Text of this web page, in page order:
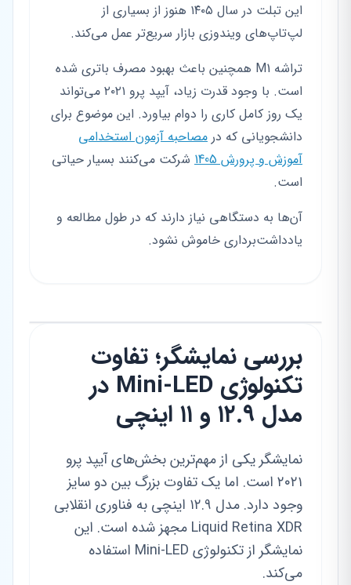
این تبلت در سال ۱۴۰۵ هنوز از بسیاری از
لپ‌تاپ‌های ویندوزی بازار سریع‌تر عمل می‌کند.
تراشه M1 همچنین باعث بهبود مصرف باتری شده
است. با وجود قدرت زیاد، آیپد پرو ۲۰۲۱ می‌تواند
یک روز کامل کاری را دوام بیاورد. این موضوع برای
دانشجویانی که در مصاحبه آزمون استخدامی
آموزش و پرورش 1405
شرکت می‌کنند بسیار حیاتی
است.
آن‌ها به دستگاهی نیاز دارند که در طول مطالعه و
یادداشت‌برداری خاموش نشود.
بررسی نمایشگر؛ تفاوت
تکنولوژی Mini-LED در
مدل ۱۲.۹ و ۱۱ اینچی
نمایشگر یکی از مهم‌ترین بخش‌های آیپد پرو
۲۰۲۱ است. اما یک تفاوت بزرگ بین دو سایز
وجود دارد. مدل ۱۲.۹ اینچی به فناوری انقلابی
Liquid Retina XDR مجهز شده است. این
نمایشگر از تکنولوژی Mini-LED استفاده
می‌کند.